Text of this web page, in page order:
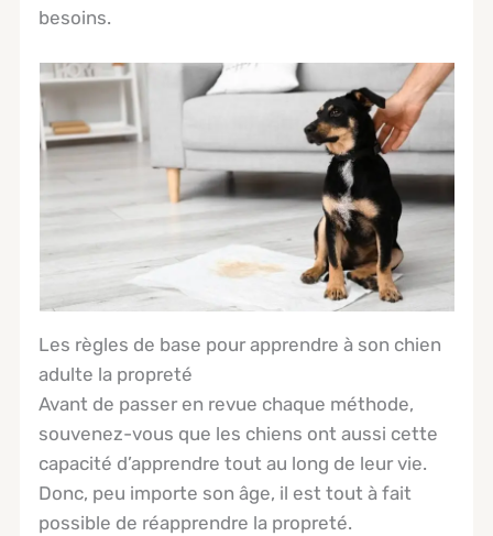
besoins.
Les règles de base pour apprendre à son chien
adulte la propreté
Avant de passer en revue chaque méthode,
souvenez-vous que les chiens ont aussi cette
capacité d’apprendre tout au long de leur vie.
Donc, peu importe son âge, il est tout à fait
possible de réapprendre la propreté.